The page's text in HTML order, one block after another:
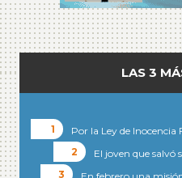
LAS 3
Por la Ley de Inocencia
El joven que salvó